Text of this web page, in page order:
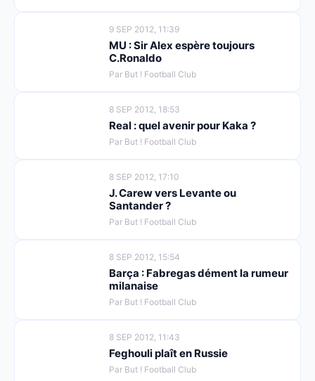
9 SEP 2012, 11:39
MU : Sir Alex espère toujours
C.Ronaldo
Par But ! Football Club
8 SEP 2012, 18:53
Real : quel avenir pour Kaka ?
Par But ! Football Club
8 SEP 2012, 17:10
J. Carew vers Levante ou
Santander ?
Par But ! Football Club
8 SEP 2012, 15:54
Barça : Fabregas dément la rumeur
milanaise
Par But ! Football Club
8 SEP 2012, 11:43
Feghouli plaît en Russie
Par But ! Football Club